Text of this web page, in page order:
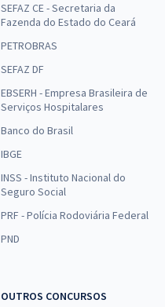
SEFAZ CE - Secretaria da
Fazenda do Estado do Ceará
PETROBRAS
SEFAZ DF
EBSERH - Empresa Brasileira de
Serviços Hospitalares
Banco do Brasil
IBGE
INSS - Instituto Nacional do
Seguro Social
PRF - Polícia Rodoviária Federal
PND
OUTROS CONCURSOS